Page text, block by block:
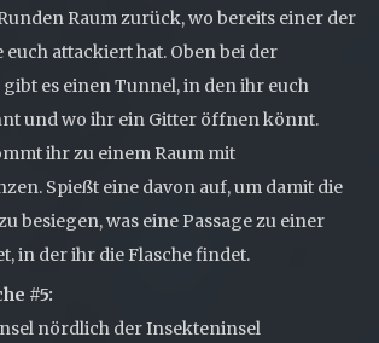
Raum zurück, wo bereits einer der
euch attackiert hat. Oben bei der
gibt es einen Tunnel, in den ihr euch
und wo ihr ein Gitter öffnen könnt.
ihr zu einem Raum mit
Spießt eine davon auf, um damit die
besiegen, was eine Passage zu einer
in der ihr die Flasche findet.
#5:
nördlich der Insekteninsel